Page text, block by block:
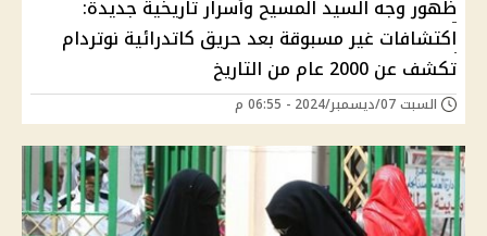
ظهور وجه السيد المسيح وأسرار تاريخية جديدة:
اكتشافات غير مسبوقة بعد حريق كاتدرائية نوتردام
تكشف عن 2000 عام من التاريخ
السبت 07/ديسمبر/2024 - 06:55 م